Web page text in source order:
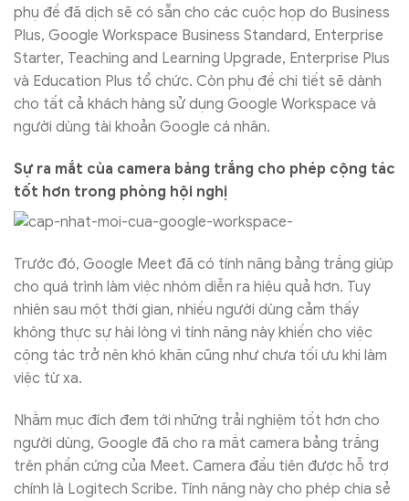
phụ đề đã dịch sẽ có sẵn cho các cuộc họp do Business
Plus, Google Workspace Business Standard, Enterprise
Starter, Teaching and Learning Upgrade, Enterprise Plus
và Education Plus tổ chức. Còn phụ đề chi tiết sẽ dành
cho tất cả khách hàng sử dụng Google Workspace và
người dùng tài khoản Google cá nhân.
Sự ra mắt của camera bảng trắng cho phép cộng tác
tốt hơn trong phòng hội nghị
Trước đó, Google Meet đã có tính năng bảng trắng giúp
cho quá trình làm việc nhóm diễn ra hiệu quả hơn. Tuy
nhiên sau một thời gian, nhiều người dùng cảm thấy
không thực sự hài lòng vì tính năng này khiến cho việc
cộng tác trở nên khó khăn cũng như chưa tối ưu khi làm
việc từ xa.
Nhằm mục đích đem tới những trải nghiệm tốt hơn cho
người dùng, Google đã cho ra mắt camera bảng trắng
trên phần cứng của Meet. Camera đầu tiên được hỗ trợ
chính là Logitech Scribe. Tính năng này cho phép chia sẻ